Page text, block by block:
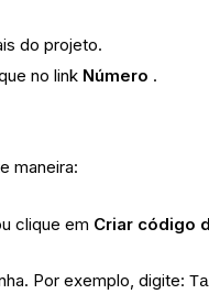
do projeto.
no link Número .
maneira:
clique em Criar código
Por exemplo, digite: